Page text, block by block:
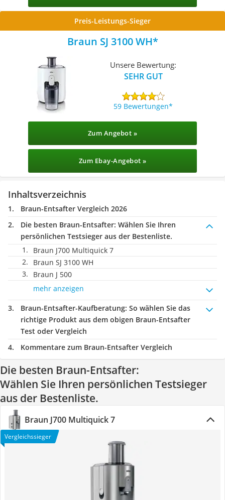
Preis-Leistungs-Sieger
Braun SJ 3100 WH
Unsere Bewertung:
SEHR GUT
59 Bewertungen
Zum Angebot »
Zum Ebay-Angebot »
Inhaltsverzeichnis
Braun-Entsafter Vergleich 2026
Die besten Braun-Entsafter: Wählen Sie Ihren
persönlichen Testsieger aus der Bestenliste.
Braun J700 Multiquick 7
Braun SJ 3100 WH
Braun J 500
mehr anzeigen
Braun-Entsafter-Kaufberatung: So wählen Sie das
richtige Produkt aus dem obigen Braun-Entsafter
Test oder Vergleich
Kommentare zum Braun-Entsafter Vergleich
Die besten Braun-Entsafter:
Wählen Sie Ihren persönlichen Testsieger
aus der Bestenliste.
Braun J700 Multiquick 7
Vergleichssieger